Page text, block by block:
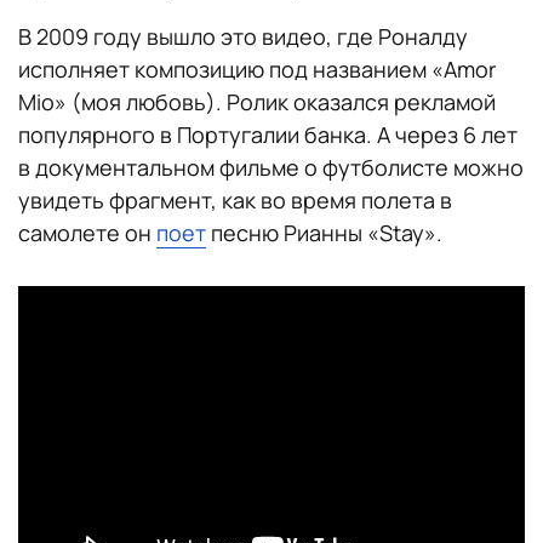
В 2009 году вышло это видео, где Роналду
исполняет композицию под названием «Amor
Mio» (моя любовь). Ролик оказался рекламой
популярного в Португалии банка. А через 6 лет
в документальном фильме о футболисте можно
увидеть фрагмент, как во время полета в
самолете он поет песню Рианны «Stay».